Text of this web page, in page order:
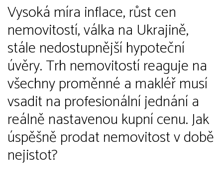
Vysoká míra inflace, růst cen
nemovitostí, válka na Ukrajině,
stále nedostupnější hypoteční
úvěry. Trh nemovitostí reaguje na
všechny proměnné a makléř musí
vsadit na profesionální jednání a
reálně nastavenou kupní cenu. Jak
úspěšně prodat nemovitost v době
nejistot?